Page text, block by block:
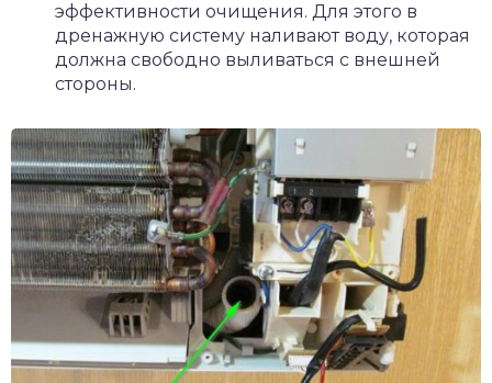
эффективности очищения. Для этого в
дренажную систему наливают воду, которая
должна свободно выливаться с внешней
стороны.